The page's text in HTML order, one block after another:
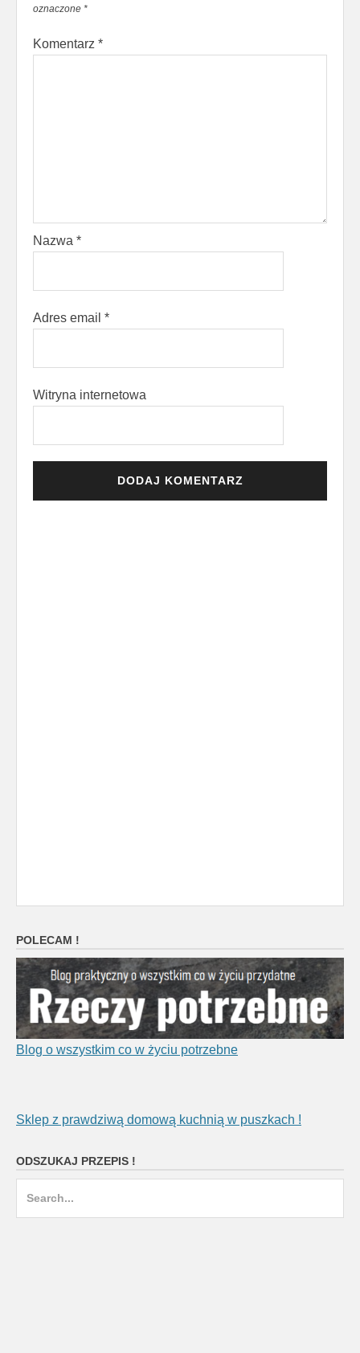
oznaczone *
Komentarz *
Nazwa *
Adres email *
Witryna internetowa
POLECAM !
Blog o wszystkim co w życiu potrzebne
Sklep z prawdziwą domową kuchnią w puszkach !
ODSZUKAJ PRZEPIS !